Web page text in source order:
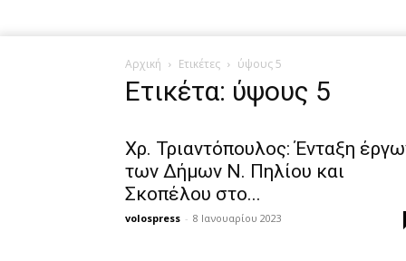
Αρχική Ετικέτες ύψους 5
Ετικέτα: ύψους 5
Χρ. Τριαντόπουλος: Ένταξη
των Δήμων Ν. Πηλίου και
Σκοπέλου στο...
volospress - 8 Ιανουαρίου 2023